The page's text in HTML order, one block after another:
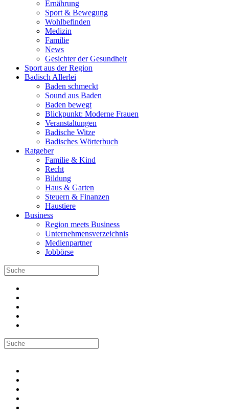
Ernährung
Sport & Bewegung
Wohlbefinden
Medizin
Familie
News
Gesichter der Gesundheit
Sport aus der Region
Badisch Allerlei
Baden schmeckt
Sound aus Baden
Baden bewegt
Blickpunkt: Moderne Frauen
Veranstaltungen
Badische Witze
Badisches Wörterbuch
Ratgeber
Familie & Kind
Recht
Bildung
Haus & Garten
Steuern & Finanzen
Haustiere
Business
Region meets Business
Unternehmensverzeichnis
Medienpartner
Jobbörse